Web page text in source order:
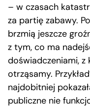
– w czasach
za partię zabawy.
brzmią jeszcze
z tym, co ma
doświadczeniami,
otrząsamy.
najdobitniej
publiczne nie